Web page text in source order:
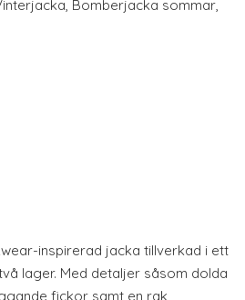
, Bomberjacka sommar,
inspirerad jacka tillverkad i ett
lager. Med detaljer såsom dolda
fickor samt en rak